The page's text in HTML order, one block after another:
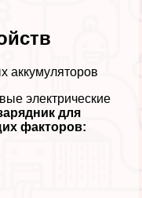
аккумуляторов
электрические
для
факторов: